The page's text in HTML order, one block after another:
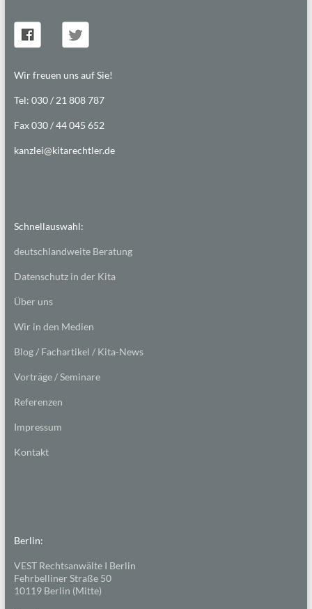
Wir freuen uns auf Sie!
Tel: 030 / 21 808 787
Fax 030 / 44 045 652
kanzlei@kitarechtler.de
Schnellauswahl:
deutschlandweite Beratung
Datenschutz in der Kita
Über uns
Wir in den Medien
Blog / Fachartikel / Kita-News
Vorträge / Seminare
Referenzen
Impressum
Kontakt
Berlin:
VEST Rechtsanwälte I Berlin
Fehrbelliner Straße 50
10119 Berlin (Mitte)